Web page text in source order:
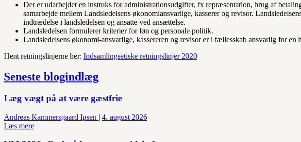
Der er udarbejdet en instruks for administrationsudgifter, fx repræsentation, brug af
samarbejde mellem Landsledelsens økonomiansvarlige, kasserer og revisor.
indtrædelse i landsledelsen og ansatte ved ansættelse.
Landsledelsen formulerer kriterier for løn og personale politik.
Landsledelsens økonomi-ansvarlige, kassereren og revisor er i fællesskab ansvarlig for
Hent retningslinjerne her: Indsamlingsetiske retningslinjer 2020
Seneste blogindlæg
Læg vægt på at være gæstfrie
Andreas Kammersgaard Ipsen | 4. august 2026
Læs mere